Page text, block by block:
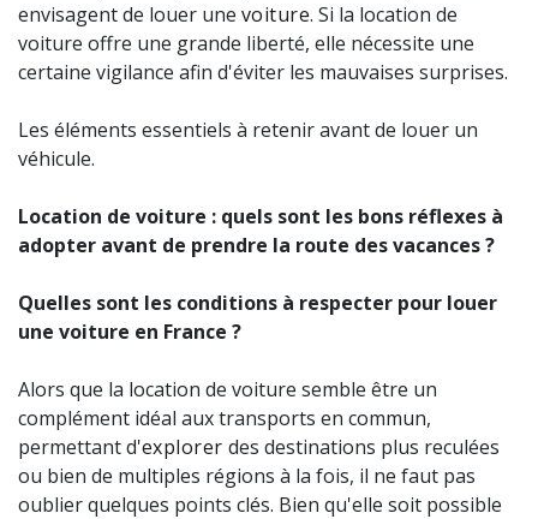
envisagent de louer une voiture. Si la location de
voiture offre une grande liberté, elle nécessite une
certaine vigilance afin d'éviter les mauvaises surprises.
Les éléments essentiels à retenir avant de louer un
véhicule.
Location de voiture : quels sont les bons réflexes à
adopter avant de prendre la route des vacances ?
Quelles sont les conditions à respecter pour louer
une voiture en France ?
Alors que la location de voiture semble être un
complément idéal aux transports en commun,
permettant d'explorer des destinations plus reculées
ou bien de multiples régions à la fois, il ne faut pas
oublier quelques points clés. Bien qu'elle soit possible